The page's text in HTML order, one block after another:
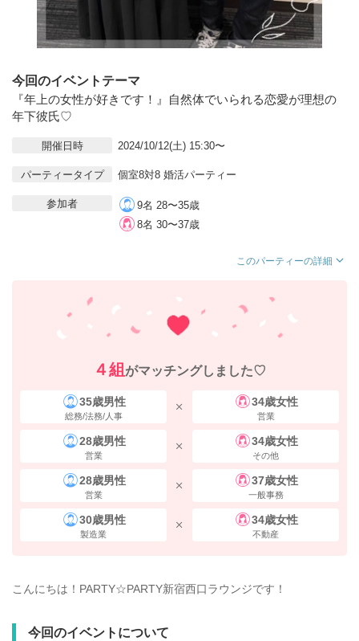
今回のイベントテーマ
『年上の女性が好きです！』自然体でいられる恋愛が理想の
年下彼氏♡
開催日時 2024/10/12(土) 15:30〜
パーティータイプ 個室8対8 婚活パーティー
参加者
9名 28〜35歳
8名 30〜37歳
このパーティーの詳細
４組 がマッチングしました♡
35歳男性
総務/法務/人事
34歳女性
営業
28歳男性
営業
34歳女性
その他
28歳男性
営業
37歳女性
一般事務
30歳男性
製造業
34歳女性
不動産
こんにちは！PARTY☆PARTY新宿西口ラウンジです！
今回のイベントについて